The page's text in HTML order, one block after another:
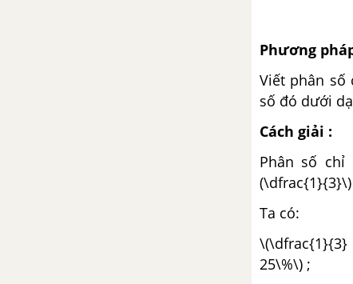
Phương
Viết phân số
số đó dưới
Cách giải :
Phân số
Ta có:
25\%\) ;